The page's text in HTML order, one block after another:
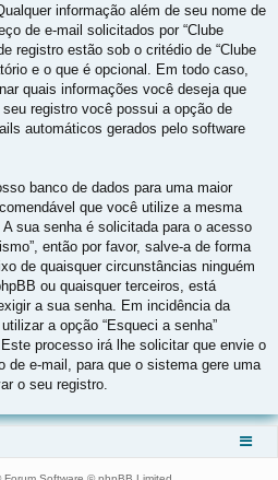
informação além de seu nome de
de e-mail solicitados por “Clube
registro estão sob o critédio de “Clube
e o que é opcional. Em todo caso,
quais informações você deseja que
registro você possui a opção de
automáticos gerados pelo software
banco de dados para uma maior
que você utilize a mesma
sua senha é solicitada para o acesso
então por favor, salve-a de forma
de quaisquer circunstâncias ninguém
ou quaisquer terceiros, está
a sua senha. Em incidência da
a opção “Esqueci a senha”
processo irá lhe solicitar que envie o
de e-mail, para que o sistema gere uma
o seu registro.